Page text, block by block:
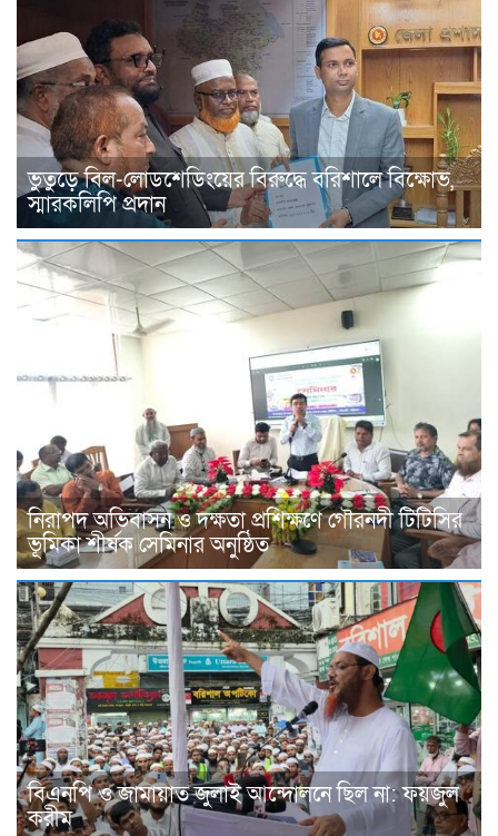
ভুতুড়ে বিল-লোডশেডিংয়ের বিরুদ্ধে বরিশালে বিক্ষোভ,
স্মারকলিপি প্রদান
নিরাপদ অভিবাসন ও দক্ষতা প্রশিক্ষণে গৌরনদী টিটিসির
ভূমিকা শীর্ষক সেমিনার অনুষ্ঠিত
বিএনপি ও জামায়াত জুলাই আন্দোলনে ছিল না: ফয়জুল
করীম